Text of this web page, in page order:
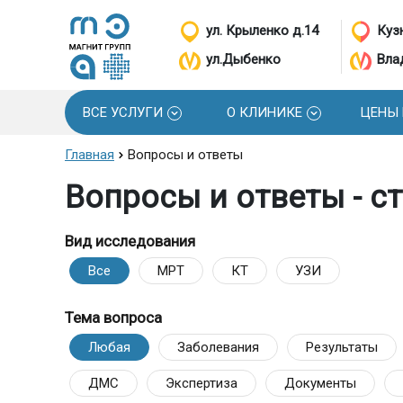
ул. Крыленко д.14
ул.Дыбенко
ВСЕ УСЛУГИ О КЛИНИКЕ ЦЕНЫ
Главная Вопросы и ответы
Вопросы и ответы -
Вид исследования
Все МРТ КТ УЗИ
Тема вопроса
Любая Заболевания Результаты
ДМС Экспертиза Документы